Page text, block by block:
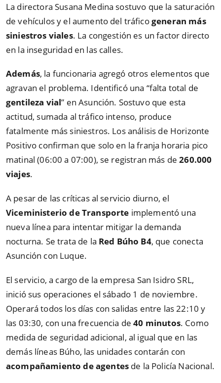
La directora Susana Medina sostuvo que la saturación
de vehículos y el aumento del tráficogeneran más
siniestros viales. La congestión es un factor directo
en la inseguridad en las calles.
Además, la funcionaria agregó otros elementos que
agravan el problema. Identificó una “falta total de
gentileza vial” en Asunción. Sostuvo que esta
actitud, sumada al tráfico intenso, produce
fatalmente más siniestros. Los análisis de Horizonte
Positivo confirman que solo en la franja horaria pico
matinal (06:00 a 07:00), se registran más de260.000
viajes.
A pesar de las críticas al servicio diurno, el
Viceministerio de Transporte implementó una
nueva línea para intentar mitigar la demanda
nocturna. Se trata de la Red Búho B4, que conecta
Asunción con Luque.
El servicio, a cargo de la empresa San Isidro SRL,
inició sus operaciones el sábado 1 de noviembre.
Operará todos los días con salidas entre las 22:10 y
las 03:30, con una frecuencia de40 minutos. Como
medida de seguridad adicional, al igual que en las
demás líneas Búho, las unidades contarán con
acompañamiento de agentes de la Policía Nacional.